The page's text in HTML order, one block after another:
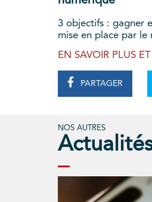
3 objectifs : gagner
mise en place par le
EN SAVOIR PLUS ET
PARTAGER
NOS AUTRES